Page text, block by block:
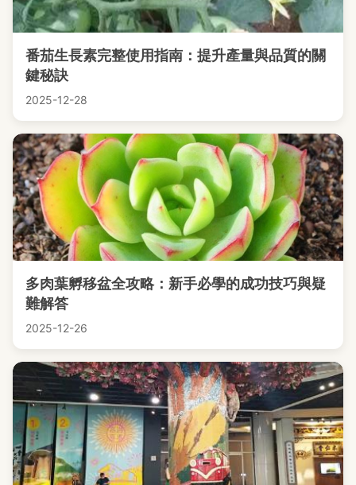
番茄生長素完整使用指南：提升產量與品質的關
鍵秘訣
2025-12-28
多肉葉孵移盆全攻略：新手必學的成功技巧與疑
難解答
2025-12-26